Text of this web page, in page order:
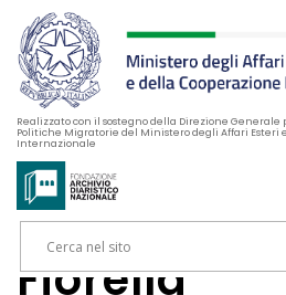
Realizzato con il sostegno della Direzione Generale
Politiche Migratorie del Ministero degli Affari Esteri
Internazionale
Fiorella